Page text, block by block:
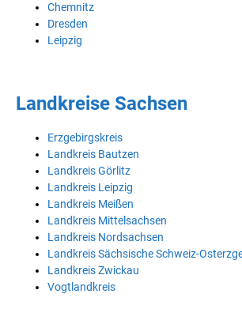
Chemnitz
Dresden
Leipzig
Landkreise Sachsen
Erzgebirgskreis
Landkreis Bautzen
Landkreis Görlitz
Landkreis Leipzig
Landkreis Meißen
Landkreis Mittelsachsen
Landkreis Nordsachsen
Landkreis Sächsische Schweiz-
Landkreis Zwickau
Vogtlandkreis